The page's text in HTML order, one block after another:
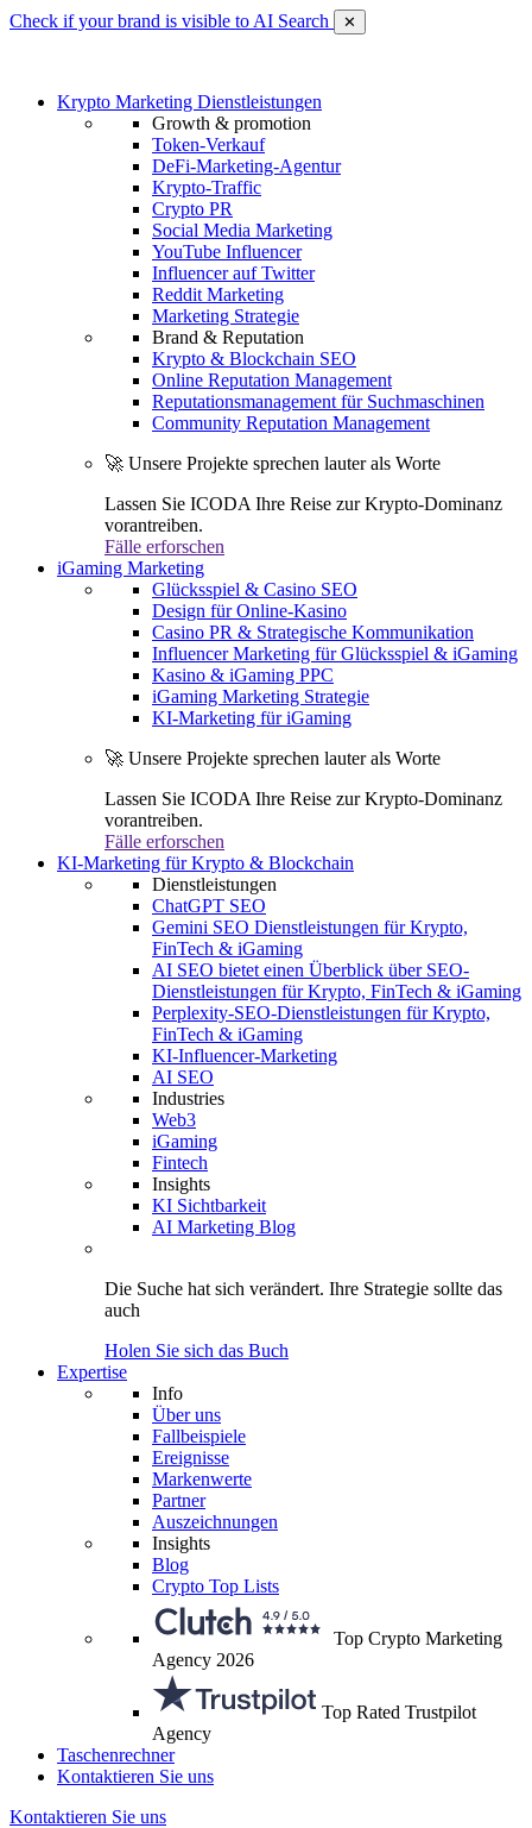
Check if your brand is visible to AI Search ✕
Krypto Marketing Dienstleistungen
Growth & promotion
Token-Verkauf
DeFi-Marketing-Agentur
Krypto-Traffic
Crypto PR
Social Media Marketing
YouTube Influencer
Influencer auf Twitter
Reddit Marketing
Marketing Strategie
Brand & Reputation
Krypto & Blockchain SEO
Online Reputation Management
Reputationsmanagement für Suchmaschinen
Community Reputation Management
🚀 Unsere Projekte sprechen lauter als Worte
Lassen Sie ICODA Ihre Reise zur Krypto-Dominanz
vorantreiben.
Fälle erforschen
iGaming Marketing
Glücksspiel & Casino SEO
Design für Online-Kasino
Casino PR & Strategische Kommunikation
Influencer Marketing für Glücksspiel & iGaming
Kasino & iGaming PPC
iGaming Marketing Strategie
KI-Marketing für iGaming
🚀 Unsere Projekte sprechen lauter als Worte
Lassen Sie ICODA Ihre Reise zur Krypto-Dominanz
vorantreiben.
Fälle erforschen
KI-Marketing für Krypto & Blockchain
Dienstleistungen
ChatGPT SEO
Gemini SEO Dienstleistungen für Krypto,
FinTech & iGaming
AI SEO bietet einen Überblick über SEO-
Dienstleistungen für Krypto, FinTech & iGaming
Perplexity-SEO-Dienstleistungen für Krypto,
FinTech & iGaming
KI-Influencer-Marketing
AI SEO
Industries
Web3
iGaming
Fintech
Insights
KI Sichtbarkeit
AI Marketing Blog
Die Suche hat sich verändert. Ihre Strategie sollte das
auch
Holen Sie sich das Buch
Expertise
Info
Über uns
Fallbeispiele
Ereignisse
Markenwerte
Partner
Auszeichnungen
Insights
Blog
Crypto Top Lists
Top Crypto Marketing
Agency 2026
Top Rated Trustpilot
Agency
Taschenrechner
Kontaktieren Sie uns
Kontaktieren Sie uns